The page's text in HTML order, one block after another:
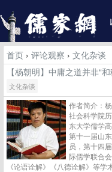
首页 › 评论观察 › 文化杂谈
【杨朝明】中庸之道并非“
文化杂谈
作者简介：
社会科学院
东大学儒学
第十一届山
员，第十四
际儒学联合
《论语诠解》《八德诠解》等学